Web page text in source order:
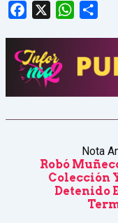
Facebook
Nota
Robó
Colección
Detenido